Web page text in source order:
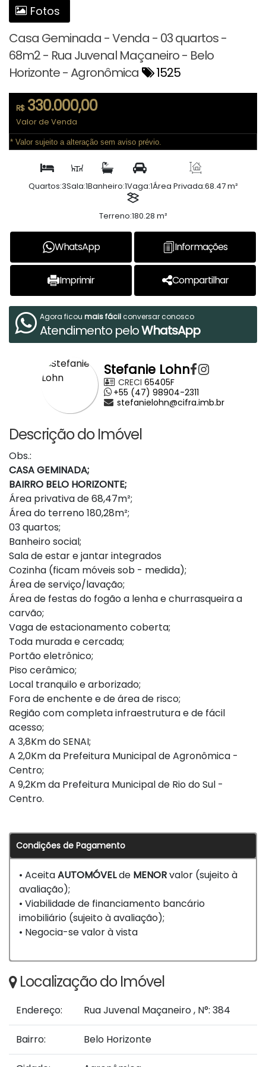
Fotos
Casa Geminada - Venda - 03 quartos -
68m2 - Rua Juvenal Maçaneiro - Belo
Horizonte - Agronômica
1525
R$330.000,00
Valor de Venda
* Valor sujeito a alteração sem aviso prévio.
Quartos:3Sala:1Banheiro:1Vaga:1Área Privada:68.47 m²
Terreno:180.28 m²
WhatsApp Informações
Imprimir Compartilhar
Agora ficou mais fácilconversar conosco
Atendimento peloWhatsApp
Stefanie Lohn
CRECI 65405F
+55 (47) 98904-2311
stefanielohn@cifra.imb.br
Descrição do Imóvel
Obs.:
CASA GEMINADA;
BAIRRO BELO HORIZONTE;
Área privativa de 68,47m²;
Área do terreno 180,28m²;
03 quartos;
Banheiro social;
Sala de estar e jantar integrados
Cozinha (ficam móveis sob - medida);
Área de serviço/lavação;
Área de festas do fogão a lenha e churrasqueira a
carvão;
Vaga de estacionamento coberta;
Toda murada e cercada;
Portão eletrônico;
Piso cerâmico;
Local tranquilo e arborizado;
Fora de enchente e de área de risco;
Região com completa infraestrutura e de fácil
acesso;
A 3,8Km do SENAI;
A 2,0Km da Prefeitura Municipal de Agronômica -
Centro;
A 9,2Km da Prefeitura Municipal de Rio do Sul -
Centro.
Condições de Pagamento
• AceitaAUTOMÓVELde MENORvalor (sujeito à
avaliação);
• Viabilidade de financiamento bancário
imobiliário (sujeito à avaliação);
• Negocia-se valor à vista
Localização do Imóvel
Endereço: Rua Juvenal Maçaneiro, N°: 384
Bairro: Belo Horizonte